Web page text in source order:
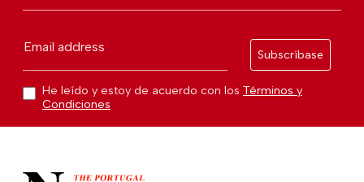
Email address
Subscríbase
He leído y estoy de acuerdo con los Términos y
Condiciones